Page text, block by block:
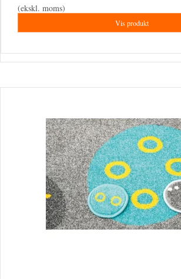
(ekskl. moms)
Vis produkt